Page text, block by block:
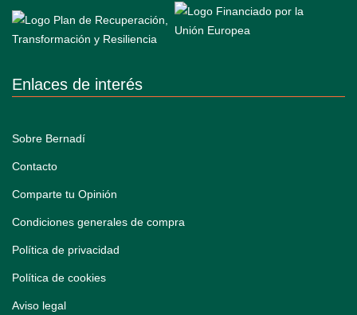
Enlaces de interés
Sobre Bernadí
Contacto
Comparte tu Opinión
Condiciones generales de compra
Política de privacidad
Política de cookies
Aviso legal